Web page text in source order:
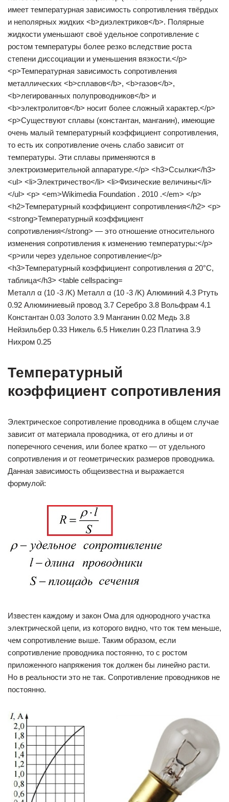
Металл α (10 -3 /K) Металл α (10 -3 /K) Алюминий 4.3 Ртуть
0.92 Алюминиевый провод 3.7 Серебро 3.8 Вольфрам 4.1
Константан 0.03 Золото 3.9 Манганин 0.02 Медь 3.8
Нейзильбер 0.33 Никель 6.5 Никелин 0.23 Платина 3.9
Нихром 0.25
Температурный
коэффициент сопротивления
Электрическое сопротивление проводника в общем случае
зависит от материала проводника, от его длины и от
поперечного сечения, или более кратко — от удельного
сопротивления и от геометрических размеров проводника.
Данная зависимость общеизвестна и выражается
формулой:
Известен каждому и закон Ома для однородного участка
электрической цепи, из которого видно, что ток тем меньше,
чем сопротивление выше. Таким образом, если
сопротивление проводника постоянно, то с ростом
приложенного напряжения ток должен бы линейно расти.
Но в реальности это не так. Сопротивление проводников не
постоянно.